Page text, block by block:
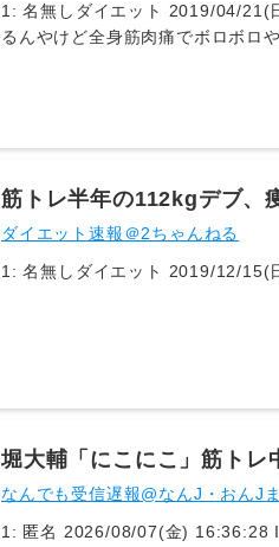
1: 名無しダイエット 2019/04/21(日) 21:06:03.33 ID:HRARWuV20 筋肉体操を毎日腕立て腹筋背筋スクワットやって
るんやけど全身筋肉痛でボロボロや
筋トレ半年の112kgデブ、
ダイエット速報＠2ちゃんねる
堀大輔「にこにこ」筋トレ
なんでも受信遅報@なんJ・おんJ
1: 匿名 2026/08/07(金) 16:36:28